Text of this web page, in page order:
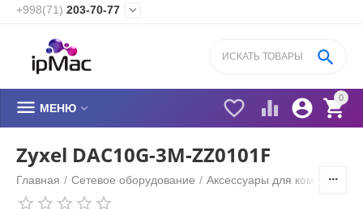
+998(71) 203-70-77 
0


 

 МЕНЮ 
Zyxel DAC10G-3M-ZZ0101F
Главная / Сетевое оборудование / Аксессуары для